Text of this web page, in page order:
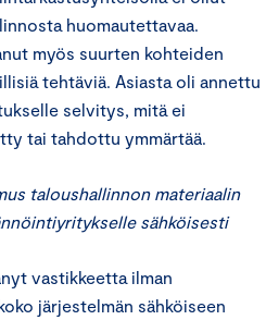
huomautettavaa.
myös suurten kohteiden
tehtäviä. Asiasta oli annettu
selvitys, mitä ei
tai tahdottu ymmärtää.
taloushallinnon materiaalin
sähköisesti
vastikkeetta ilman
järjestelmän sähköiseen